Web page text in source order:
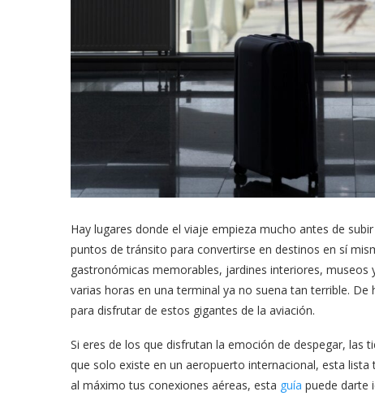
Hay lugares donde el viaje empieza mucho antes de
puntos de tránsito para convertirse en destinos en sí
gastronómicas memorables, jardines interiores,
varias horas en una terminal ya no suena tan terrible.
para disfrutar de estos gigantes de la aviación.
Si eres de los que disfrutan la emoción de despegar, las
que solo existe en un aeropuerto internacional, esta
al máximo tus conexiones aéreas, esta guía puede darte